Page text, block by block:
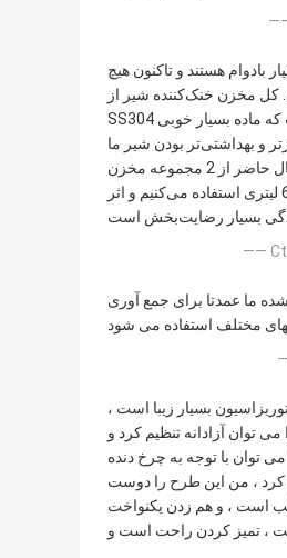
بادوام هستند و تاکنون هیچ
کل مخزن خنک‌کننده شیر از
SS304 ساخته شده است که ماده بسیار خوبی
و بهداشتی‌تر بودن شیر ما
است. ما در حال حاضر از 2 مجموعه مخزن
خنک‌کننده 6000 لیتری استفاده می‌کنیم و اثر
——
ما عمدتا برای جمع آوری
بسیار زیبا است ،
توان آزادانه تنظیم کرد و
توان با توجه به چرخ دنده
کرد ، من این طرح را دوست
است ، و هم زدن یکنواخت
، تمیز کردن راحت است و